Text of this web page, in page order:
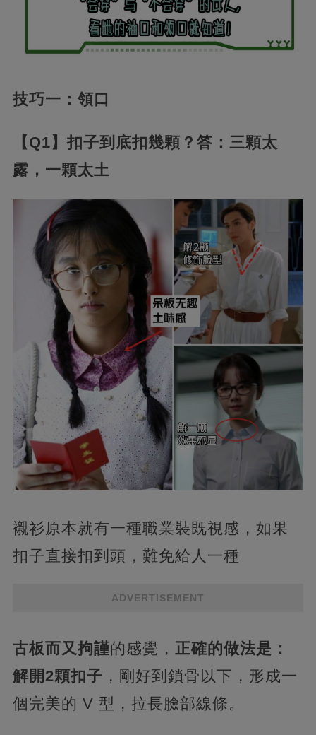
技巧一：領口
【Q1】扣子到底扣幾顆？答：三顆太
露，一顆太土
襯衫原本就有一種職業裝既視感，如果
扣子直接扣到頭，難免給人一種
ADVERTISEMENT
古板而又拘謹的感覺， 正確的做法是：
解開2顆扣子 ，剛好到鎖骨以下，形成一
個完美的 V 型，拉長臉部線條。